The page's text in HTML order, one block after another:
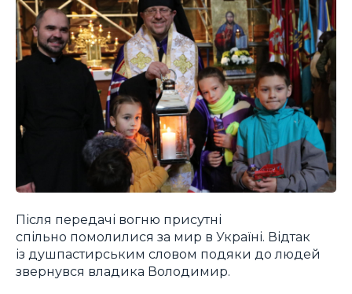
Після передачі вогню присутні
спільно помолилися за мир в Україні. Відтак
із душпастирським словом подяки до людей
звернувся владика Володимир.